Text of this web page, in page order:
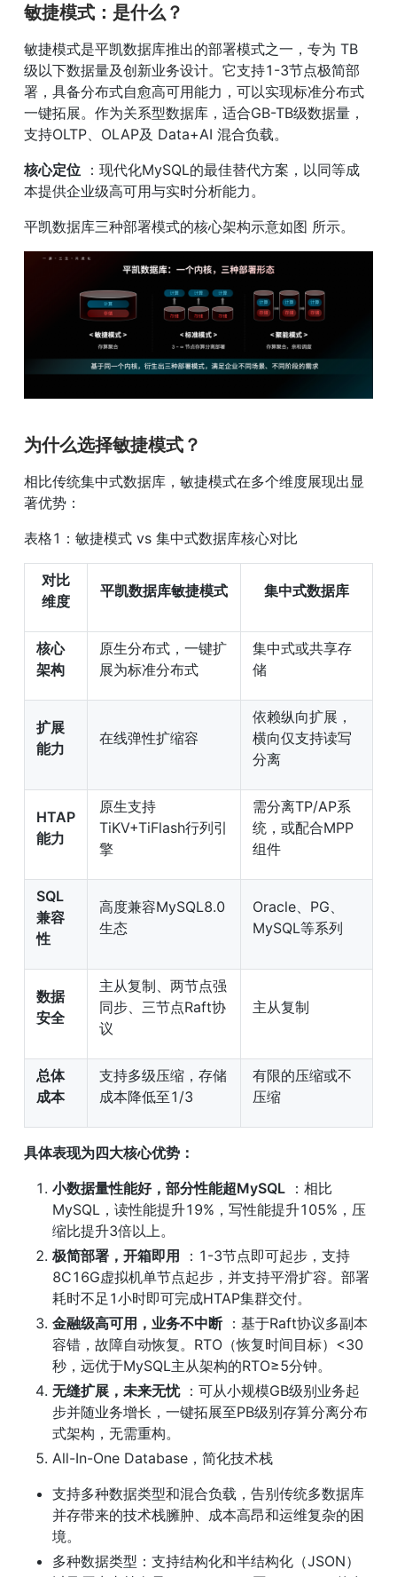
敏捷模式：是什么？
敏捷模式是平凯数据库推出的部署模式之一，专为 TB
级以下数据量及创新业务设计。它支持1-3节点极简部
署，具备分布式自愈高可用能力，可以实现标准分布式
一键拓展。作为关系型数据库，适合GB-TB级数据量，
支持OLTP、OLAP及 Data+AI 混合负载。
核心定位 ：现代化MySQL的最佳替代方案，以同等成
本提供企业级高可用与实时分析能力。
平凯数据库三种部署模式的核心架构示意如图 所示。
为什么选择敏捷模式？
相比传统集中式数据库，敏捷模式在多个维度展现出显
著优势：
表格1：敏捷模式 vs 集中式数据库核心对比
对比
维度
平凯数据库敏捷模式 集中式数据库
核心
架构
原生分布式，一键扩
展为标准分布式
集中式或共享存
储
扩展
能力
在线弹性扩缩容
依赖纵向扩展，
横向仅支持读写
分离
HTAP
能力
原生支持
TiKV+TiFlash行列引
擎
需分离TP/AP系
统，或配合MPP
组件
SQL
兼容
性
高度兼容MySQL8.0
生态
Oracle、PG、
MySQL等系列
数据
安全
主从复制、两节点强
同步、三节点Raft协
议
主从复制
总体
成本
支持多级压缩，存储
成本降低至1/3
有限的压缩或不
压缩
具体表现为四大核心优势：
小数据量性能好，部分性能超MySQL ：相比
MySQL，读性能提升19%，写性能提升105%，压
缩比提升3倍以上。
极简部署，开箱即用 ：1-3节点即可起步，支持
8C16G虚拟机单节点起步，并支持平滑扩容。部署
耗时不足1小时即可完成HTAP集群交付。
金融级高可用，业务不中断 ：基于Raft协议多副本
容错，故障自动恢复。RTO（恢复时间目标）<30
秒，远优于MySQL主从架构的RTO≥5分钟。
无缝扩展，未来无忧 ：可从小规模GB级别业务起
步并随业务增长，一键拓展至PB级别存算分离分布
式架构，无需重构。
All-In-One Database，简化技术栈
支持多种数据类型和混合负载，告别传统多数据库
并存带来的技术栈臃肿、成本高昂和运维复杂的困
境。
多种数据类型：支持结构化和半结构化（JSON）